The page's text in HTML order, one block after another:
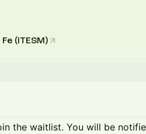
(ITESM)
the waitlist. You will be